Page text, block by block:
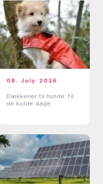
08. July 2026
Dækkener til hunde: til
de kolde dage